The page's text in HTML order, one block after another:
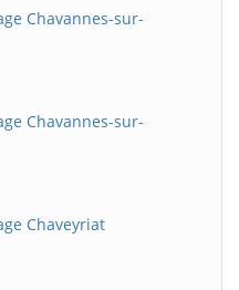
Chavannes-sur-
Chavannes-sur-
Chaveyriat